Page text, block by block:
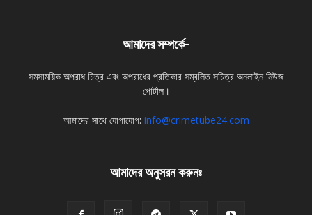
আমাদের সম্পর্কে-
সমসাময়িক অপরাধ চিত্র এবং অপরাধের প্রতিকার সম্বলিত সচিত্র অনলাইন নিউজ
পোর্টাল।
আমাদের সাথে যোগাযোগ: info@crimetube24.com
আমাদের অনুসরন করুনঃ